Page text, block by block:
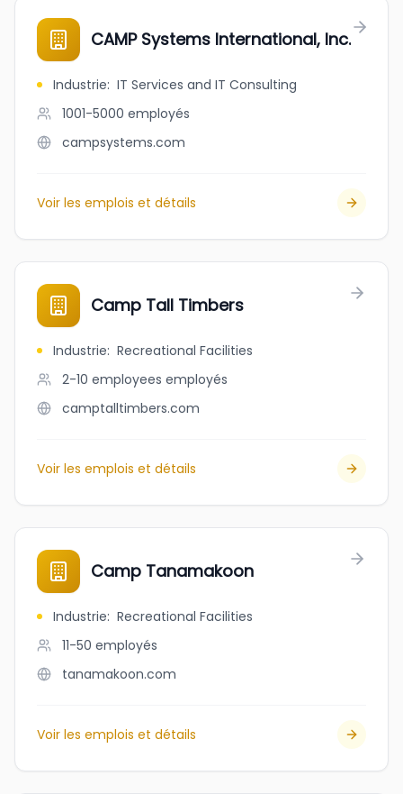
CAMP Systems International, Inc.
Industrie: IT Services and IT Consulting
1001-5000 employés
campsystems.com
Voir les emplois et détails
Camp Tall Timbers
Industrie: Recreational Facilities
2-10 employees employés
camptalltimbers.com
Voir les emplois et détails
Camp Tanamakoon
Industrie: Recreational Facilities
11-50 employés
tanamakoon.com
Voir les emplois et détails